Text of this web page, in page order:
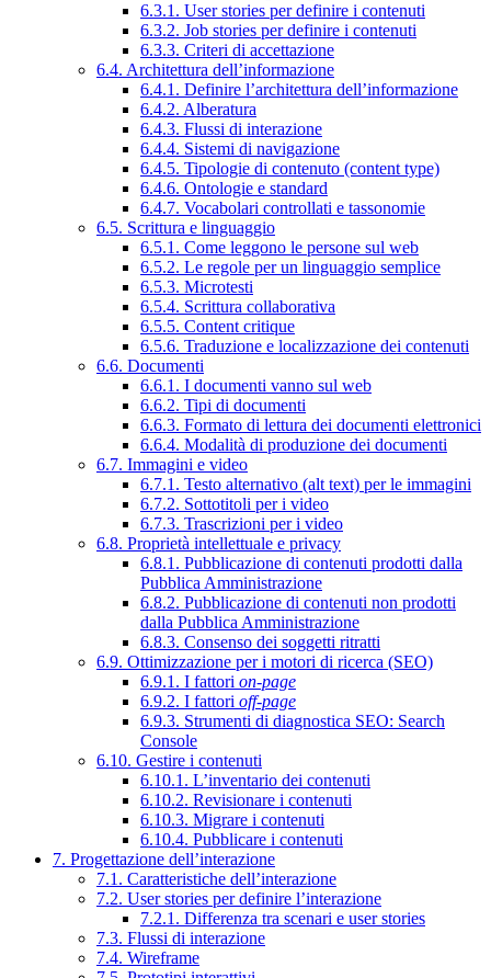
6.3.1. User stories per definire i contenuti
6.3.2. Job stories per definire i contenuti
6.3.3. Criteri di accettazione
6.4. Architettura dell’informazione
6.4.1. Definire l’architettura dell’informazione
6.4.2. Alberatura
6.4.3. Flussi di interazione
6.4.4. Sistemi di navigazione
6.4.5. Tipologie di contenuto (content type)
6.4.6. Ontologie e standard
6.4.7. Vocabolari controllati e tassonomie
6.5. Scrittura e linguaggio
6.5.1. Come leggono le persone sul web
6.5.2. Le regole per un linguaggio semplice
6.5.3. Microtesti
6.5.4. Scrittura collaborativa
6.5.5. Content critique
6.5.6. Traduzione e localizzazione dei contenuti
6.6. Documenti
6.6.1. I documenti vanno sul web
6.6.2. Tipi di documenti
6.6.3. Formato di lettura dei documenti elettronici
6.6.4. Modalità di produzione dei documenti
6.7. Immagini e video
6.7.1. Testo alternativo (alt text) per le immagini
6.7.2. Sottotitoli per i video
6.7.3. Trascrizioni per i video
6.8. Proprietà intellettuale e privacy
6.8.1. Pubblicazione di contenuti prodotti dalla
Pubblica Amministrazione
6.8.2. Pubblicazione di contenuti non prodotti
dalla Pubblica Amministrazione
6.8.3. Consenso dei soggetti ritratti
6.9. Ottimizzazione per i motori di ricerca (SEO)
6.9.1. I fattori on-page
6.9.2. I fattori off-page
6.9.3. Strumenti di diagnostica SEO: Search
Console
6.10. Gestire i contenuti
6.10.1. L’inventario dei contenuti
6.10.2. Revisionare i contenuti
6.10.3. Migrare i contenuti
6.10.4. Pubblicare i contenuti
7. Progettazione dell’interazione
7.1. Caratteristiche dell’interazione
7.2. User stories per definire l’interazione
7.2.1. Differenza tra scenari e user stories
7.3. Flussi di interazione
7.4. Wireframe